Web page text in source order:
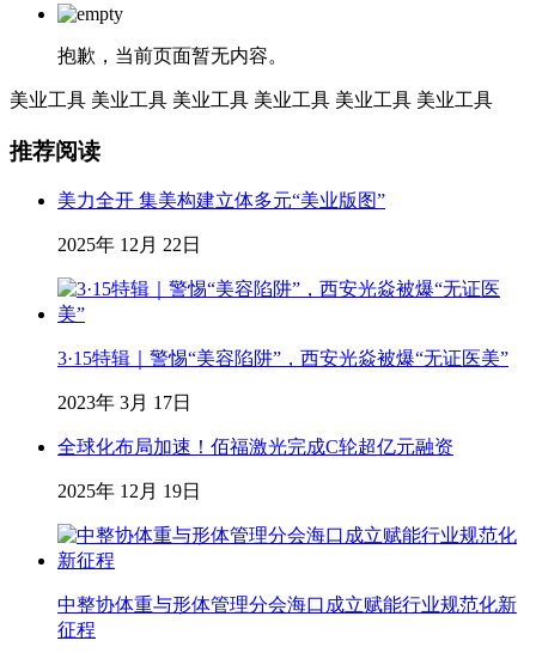
抱歉，当前页面暂无内容。
美业工具 美业工具 美业工具 美业工具 美业工具 美业工具
推荐阅读
美力全开 集美构建立体多元“美业版图”
2025年 12月 22日
3·15特辑｜警惕“美容陷阱”，西安光焱被爆“无证医美”
2023年 3月 17日
全球化布局加速！佰福激光完成C轮超亿元融资
2025年 12月 19日
中整协体重与形体管理分会海口成立赋能行业规范化新
征程